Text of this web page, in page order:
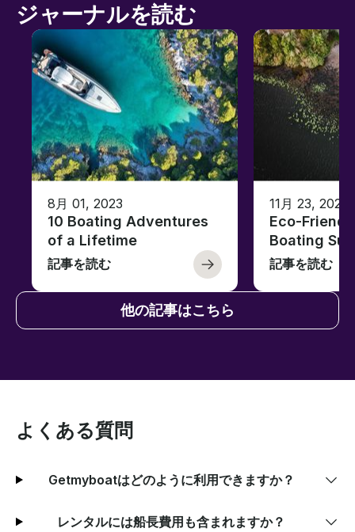
ジャーナルを読む
8月 01, 2023
10 Boating Adventures
of a Lifetime
記事を読む
11月 23, 2022
Eco-
Boating
記事を読む
他の記事はこちら
よくある質問
Getmyboatはどのように利用できますか？
レンタルには船長費用も含まれますか？